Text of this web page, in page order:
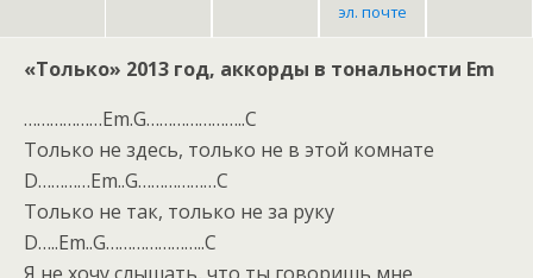
эл. почте
«Только» 2013 год, аккорды в тональности Em
………………Em.G…………………..C
Только не здесь, только не в этой комнате
D…………Em..G………………C
Только не так, только не за руку
D…..Em..G…………………..C